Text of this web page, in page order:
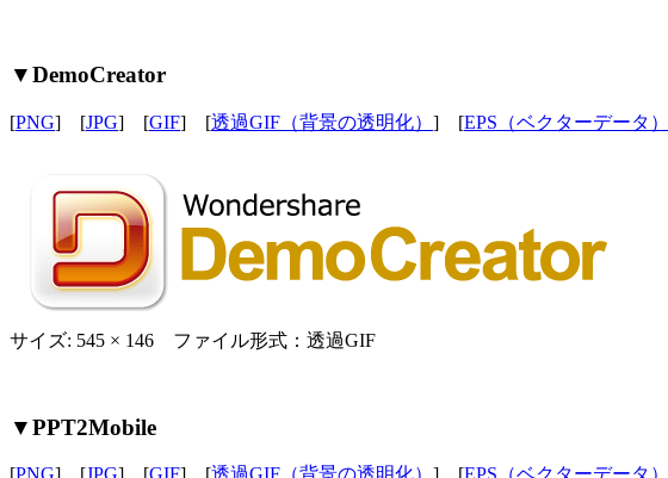
▼DemoCreator
[PNG] [JPG] [GIF] [透過GIF（背景の透明化） ] [EPS（ベクターデータ）
サイズ: 545 × 146 ファイル形式：透過GIF
▼PPT2Mobile